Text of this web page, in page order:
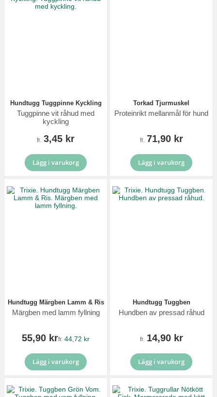
Hundtugg Tuggpinne Kyckling
Tuggpinne vit råhud med
kyckling
fr. 3,45 kr
Lägg i varukorg
Torkad Tjurmuskel
Proteinrikt mellanmål för hund
fr. 71,90 kr
Lägg i varukorg
Hundtugg Märgben Lamm & Ris
Märgben med lamm fyllning
55,90 krfr. 44,72 kr
Lägg i varukorg
Hundtugg Tuggben
Hundben av pressad råhud
fr. 14,90 kr
Lägg i varukorg